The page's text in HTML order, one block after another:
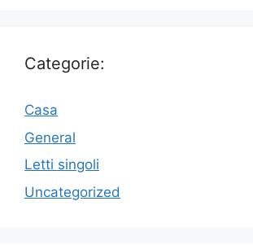
Categorie:
Casa
General
Letti singoli
Uncategorized